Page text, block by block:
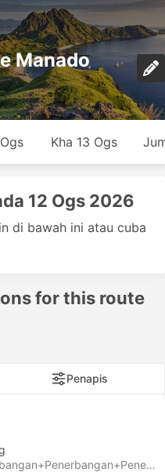
Manado
Kha 13 Ogs
12 Ogs 2026
di bawah ini atau cuba
for this route
Penapis
Sambungan tidak dijamin | Penerbangan+Penerbangan+Penerbangan